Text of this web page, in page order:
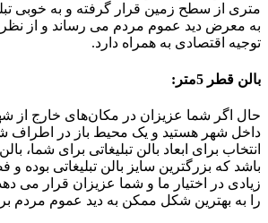
متری از سطح زمین قرار گرفته و به خوبی
به معرض دید عموم مردم می رساند و از نظر
توجیه اقتصادی به همراه دارد.
بالن قطر 5متر:
حال اگر شما عزیزان در مکان‌های خارج از
داخل شهر هستید و یک محیط باز در اطراف
باشد که بزرگترین سایز بالن تبلیغاتی بوده
زیادی در اختیار ما و شما عزیزان قرار می
را به بهترین شکل ممکن به دید عموم مردم